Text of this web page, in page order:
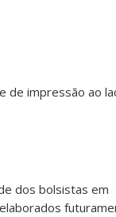
de impressão ao
dos bolsistas em